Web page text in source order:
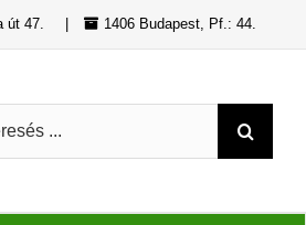
út 47. 1406 Budapest, Pf.: 44.